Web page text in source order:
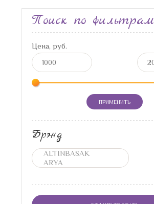
Поиск по фильтрам
Цена, руб.
ПРИМЕНИТЬ
Брэнд